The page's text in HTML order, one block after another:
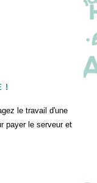
!
le travail d'une
payer le serveur et